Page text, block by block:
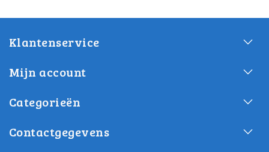
Klantenservice
Mijn account
Categorieën
Contactgegevens